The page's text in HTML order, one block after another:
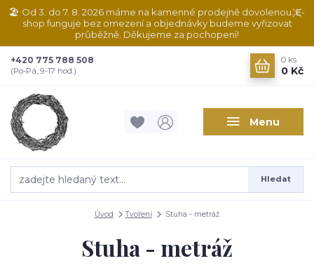
🏖️ Od 3. do 7. 8. 2026 máme na kamenné prodejně dovolenou. E-
shop funguje bez omezení a objednávky budeme vyřizovat
průběžně. Děkujeme za pochopení!
Menu
Hledat
+420 775 788 508
(Po-Pá, 9-17 hod.)
0 ks
0 Kč
Úvod Tvoření Stuha - metráž
Stuha - metráž